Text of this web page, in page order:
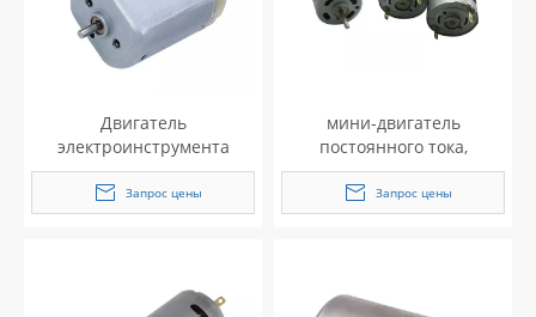
Двигатель
электроинструмента
PMDC (D28)
Запрос цены
мини-двигатель
постоянного тока,
медицинское
оборудование
Запрос цены